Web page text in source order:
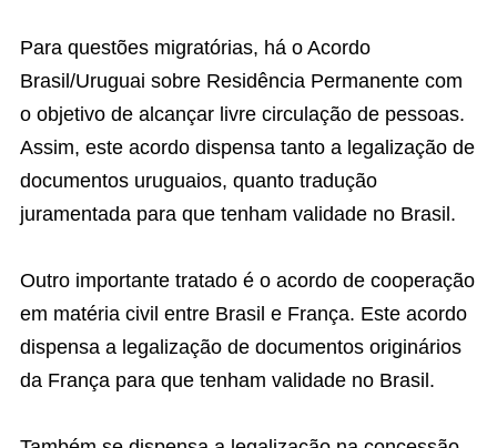
Para questões migratórias, há o Acordo
Brasil/Uruguai sobre Residência Permanente com
o objetivo de alcançar livre circulação de pessoas.
Assim, este acordo dispensa tanto a legalização de
documentos uruguaios, quanto tradução
juramentada para que tenham validade no Brasil.
Outro importante tratado é o acordo de cooperação
em matéria civil entre Brasil e França. Este acordo
dispensa a legalização de documentos originários
da França para que tenham validade no Brasil.